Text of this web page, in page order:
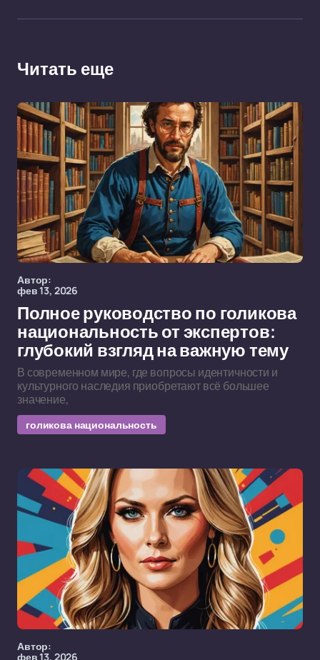
Читать еще
Автор:
фев 13, 2026
Полное руководство по голикова
национальность от экспертов:
глубокий взгляд на важную тему
В современном мире, где вопросы идентичности и
культурного наследия приобретают всё большее
значение,
голикова национальность
Автор:
фев 13, 2026